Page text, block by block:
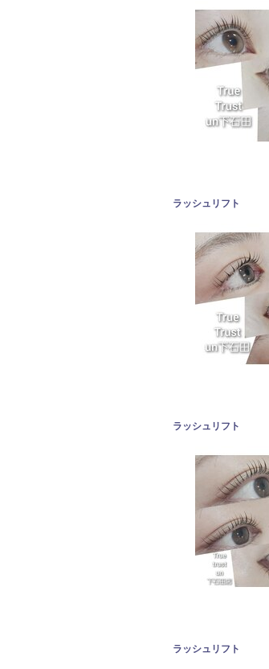
ラッシュリフト
ラッシュリフト
ラッシュリフト